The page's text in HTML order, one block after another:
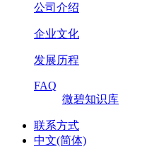
公司介绍
企业文化
发展历程
FAQ
微碧知识库
联系方式
中文(简体)